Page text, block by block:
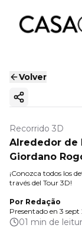
Volver
Copiar enlace
Recorrido 3D
Alrededor de
Giordano
¡Conozca todos los
través del Tour 3D!
Por Redação
Presentado en 3 sept
01 min de